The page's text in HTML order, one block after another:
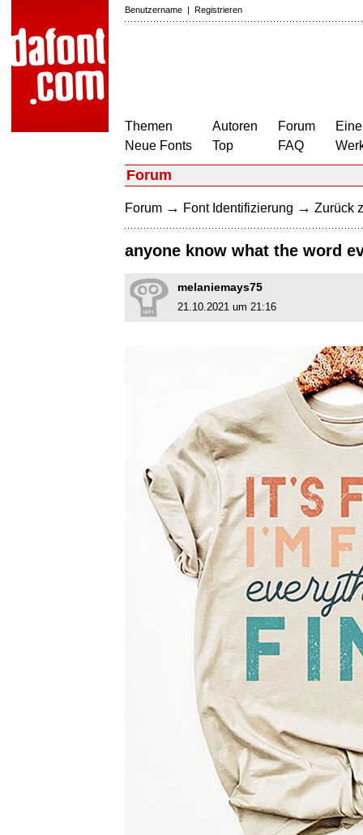
Benutzername | Registrieren
Themen
Neue Fonts
Autoren
Top
Forum
FAQ
Forum
Forum → Font Identifizierung → Zurück
anyone know what the word
melaniemays75
21.10.2021 um 21:16